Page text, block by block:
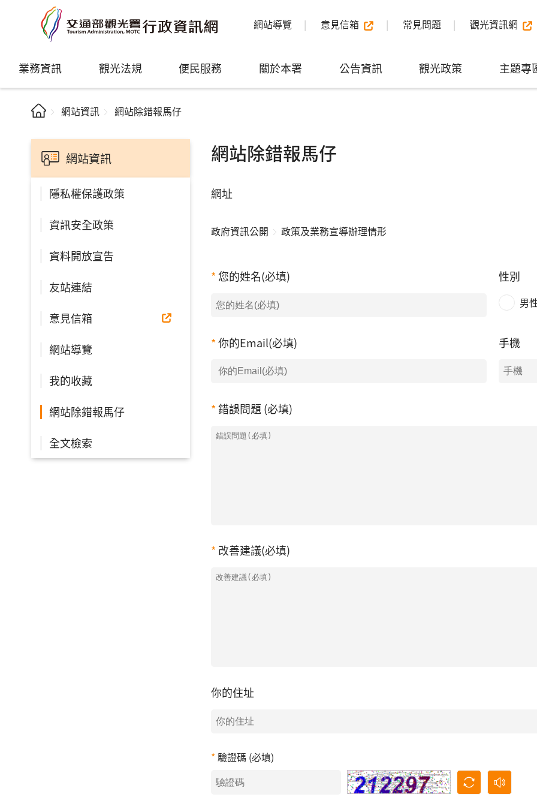
網站導覽 意見信箱 常見問題 觀光資訊網
業務資訊 觀光法規 便民服務 關於本署 公告資訊 觀光政策 主題專
網站資訊 網站除錯報馬仔
網站資訊
隱私權保護政策
資訊安全政策
資料開放宣告
友站連結
意見信箱
網站導覽
我的收藏
網站除錯報馬仔
全文檢索
網站除錯報馬仔
網址
政府資訊公開 政策及業務宣導辦理情形
您的姓名(必填) 性別
男
你的Email(必填) 手機
錯誤問題 (必填)
改善建議(必填)
你的住址
驗證碼 (必填)